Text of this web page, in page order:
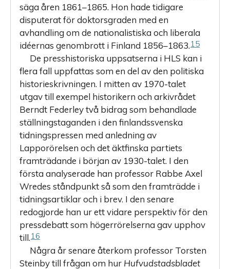
säga åren 1861–1865. Hon hade tidigare
disputerat för doktorsgraden med en
avhandling om de nationalistiska och liberala
idéernas genombrott i Finland 1856–1863.15
De presshistoriska uppsatserna i HLS kan i
flera fall uppfattas som en del av den politiska
historieskrivningen. I mitten av 1970-talet
utgav till exempel historikern och arkivrådet
Berndt Federley två bidrag som behandlade
ställningstaganden i den finlandssvenska
tidningspressen med anledning av
Lapporörelsen och det äktfinska partiets
framträdande i början av 1930-talet. I den
första analyserade han professor Rabbe Axel
Wredes ståndpunkt så som den framträdde i
tidningsartiklar och i brev. I den senare
redogjorde han ur ett vidare perspektiv för den
pressdebatt som högerrörelserna gav upphov
till.16
Några år senare återkom professor Torsten
Steinby till frågan om hur Hufvudstadsbladet